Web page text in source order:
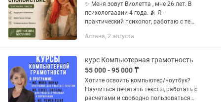
✨ Меня зовут Виолетта , мне 26 лет. В
психологаааии 4 года. 🫂 Я -
практический психолог, работаю с тем,
спокойно и уверенно. ✨ Со мной
Астана, 2 августа
курс Компьютерная грамотность
55 000 - 95 000 ₸
Хотите освоить компьютер/ноутбук?
Научиться печатать тексты, работать с
расчетами и свободно пользоваться